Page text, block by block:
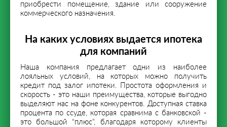
приобрести помещение, здание или сооружение
коммерческого назначения.
На каких условиях выдается ипотека
для компаний
Наша компания предлагает одни из наиболее
лояльных условий, на которых можно получить
кредит под залог ипотеки. Простота оформления и
скорость - это наши преимущества, которые выгодно
выделяют нас на фоне конкурентов. Доступная ставка
процента по ссуде, которая сравнима с банковской -
это большой “плюс”, благодаря которому клиенты